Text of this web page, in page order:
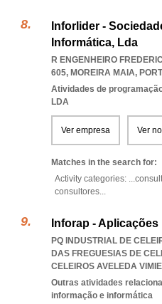
Inforlider -
Informática, Lda
R ENGENHEIRO
605, MOREIRA MAIA,
Atividades de
LDA
Ver empresa Ver
Matches in the search for:
Activity categories: ...
consultores...
Inforap -
PQ INDUSTRIAL DE
DAS FREGUESIAS DE
CELEIROS AVELEDA
Outras atividades
informação e informática